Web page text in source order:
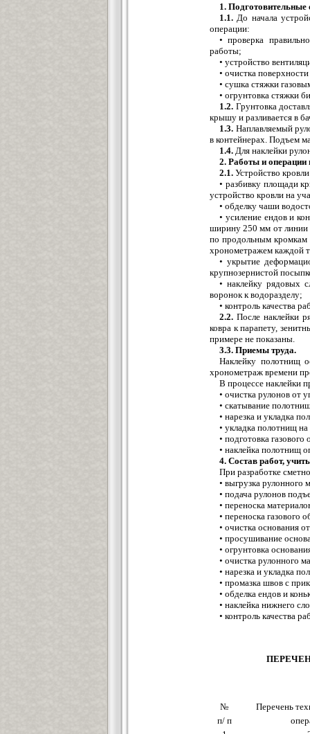
1. Подготовительные
1.1. До начала
операции:
• проверка
работы;
• устройство
• очистка
• сушка стяжки
• огрунтовка стяжки
1.2. Грунтовка
крышу и разливается в
1.3. Наплавляемый
в контейнерах. Подъем
1.4. Для наклейки
2. Работы и операции
2.1. Устройство
• разбивку площади
устройство кровли на
• обделку чаши
• усиление ендов и
ширину 250 мм от линии
по продольным кромкам
хронометражем каждой
• укрытие
крупнозернистой
• наклейку рядовых
воронок к водоразделу;
• контроль качества
2.2. После наклейки
ковра к парапету,
примере не показаны.
3.3. Приемы труда.
Наклейку полотнищ
хронометраж времени
В процессе наклейки
• очистка рулонов от
• скатывание
• нарезка и укладка
• укладка полотнищ
• подготовка
• наклейка полотнищ
4. Состав работ,
При разработке
• выгрузка рулонного
• подача рулонов
• переноска
• переноска газового
• очистка основания
• просушивание
• огрунтовка
• очистка рулонного
• нарезка и укладка
• промазка швов с
• обделка ендов и
• наклейка нижнего
• контроль качества
№
Перечень
п/ п